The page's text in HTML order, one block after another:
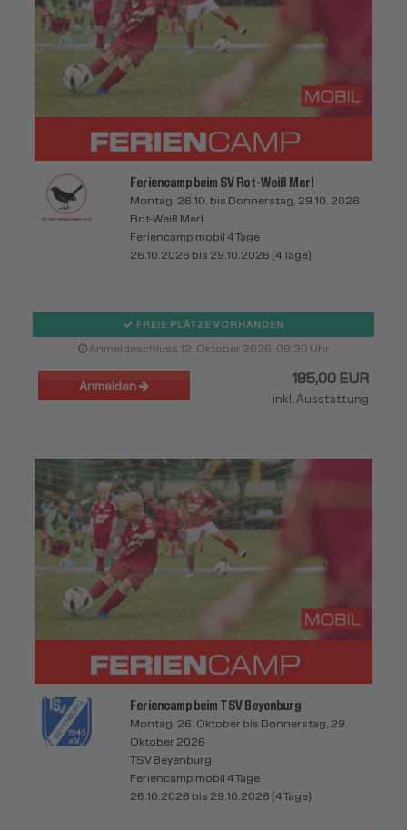
Feriencamp beim SV Rot-Weiß Merl
Montag, 26.10. bis Donnerstag, 29.10. 2026
Rot-Weiß Merl
Feriencamp mobil 4 Tage
26.10.2026 bis 29.10.2026 (4 Tage)
FREIE PLÄTZE VORHANDEN
Anmeldeschluss 12. Oktober 2026, 09:30 Uhr
Anmelden 185,00 EUR
inkl. Ausstattung
Feriencamp beim TSV Beyenburg
Montag, 26. Oktober bis Donnerstag, 29.
Oktober 2026
TSV Beyenburg
Feriencamp mobil 4 Tage
26.10.2026 bis 29.10.2026 (4 Tage)